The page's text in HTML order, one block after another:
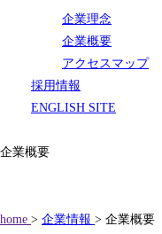
企業理念
企業概要
アクセスマップ
採用情報
ENGLISH SITE
企業概要
home > 企業情報 > 企業概要